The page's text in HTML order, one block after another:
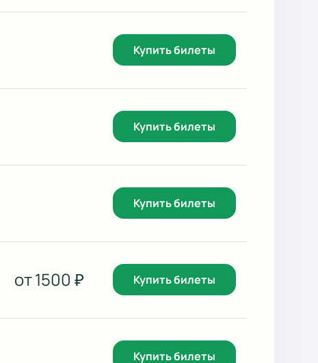
Купить билеты
Купить билеты
Купить билеты
от1500 ₽ Купить билеты
Купить билеты